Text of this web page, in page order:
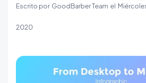
Escrito por GoodBarber Team el
2020